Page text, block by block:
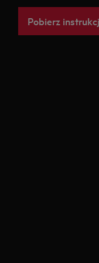
Pobierz